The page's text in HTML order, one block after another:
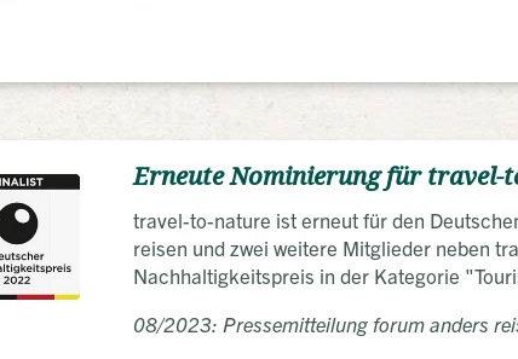
Erneute Nominierung für travel-
travel-to-nature ist erneut für den
reisen und zwei weitere Mitglieder neben
Nachhaltigkeitspreis in der Kategorie
08/2023: Pressemitteilung forum anders